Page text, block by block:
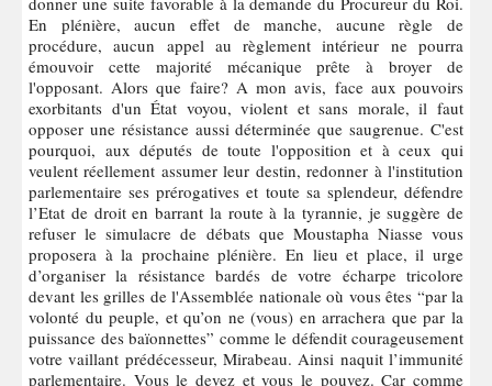
En plénière, aucun effet de manche, aucune règle de
procédure, aucun appel au règlement intérieur ne pourra
émouvoir cette majorité mécanique prête à broyer de
l'opposant. Alors que faire? A mon avis, face aux pouvoirs
exorbitants d'un État voyou, violent et sans morale, il faut
opposer une résistance aussi déterminée que saugrenue. C'est
pourquoi, aux députés de toute l'opposition et à ceux qui
veulent réellement assumer leur destin, redonner à l'institution
parlementaire ses prérogatives et toute sa splendeur, défendre
l’Etat de droit en barrant la route à la tyrannie, je suggère de
refuser le simulacre de débats que Moustapha Niasse vous
proposera à la prochaine plénière. En lieu et place, il urge
d’organiser la résistance bardés de votre écharpe tricolore
devant les grilles de l'Assemblée nationale où vous êtes “par la
volonté du peuple, et qu’on ne (vous) en arrachera que par la
puissance des baïonnettes” comme le défendit courageusement
votre vaillant prédécesseur, Mirabeau. Ainsi naquit l’immunité
parlementaire. Vous le devez et vous le pouvez. Car comme